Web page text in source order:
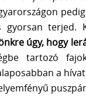
terjed.
úgy, hogy
tartozó
a